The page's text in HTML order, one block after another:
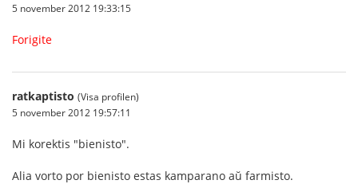
5 november 2012 19:33:15
Forigite
ratkaptisto (Visa profilen)
5 november 2012 19:57:11
Mi korektis "bienisto".
Alia vorto por bienisto estas kamparano aŭ farmisto.